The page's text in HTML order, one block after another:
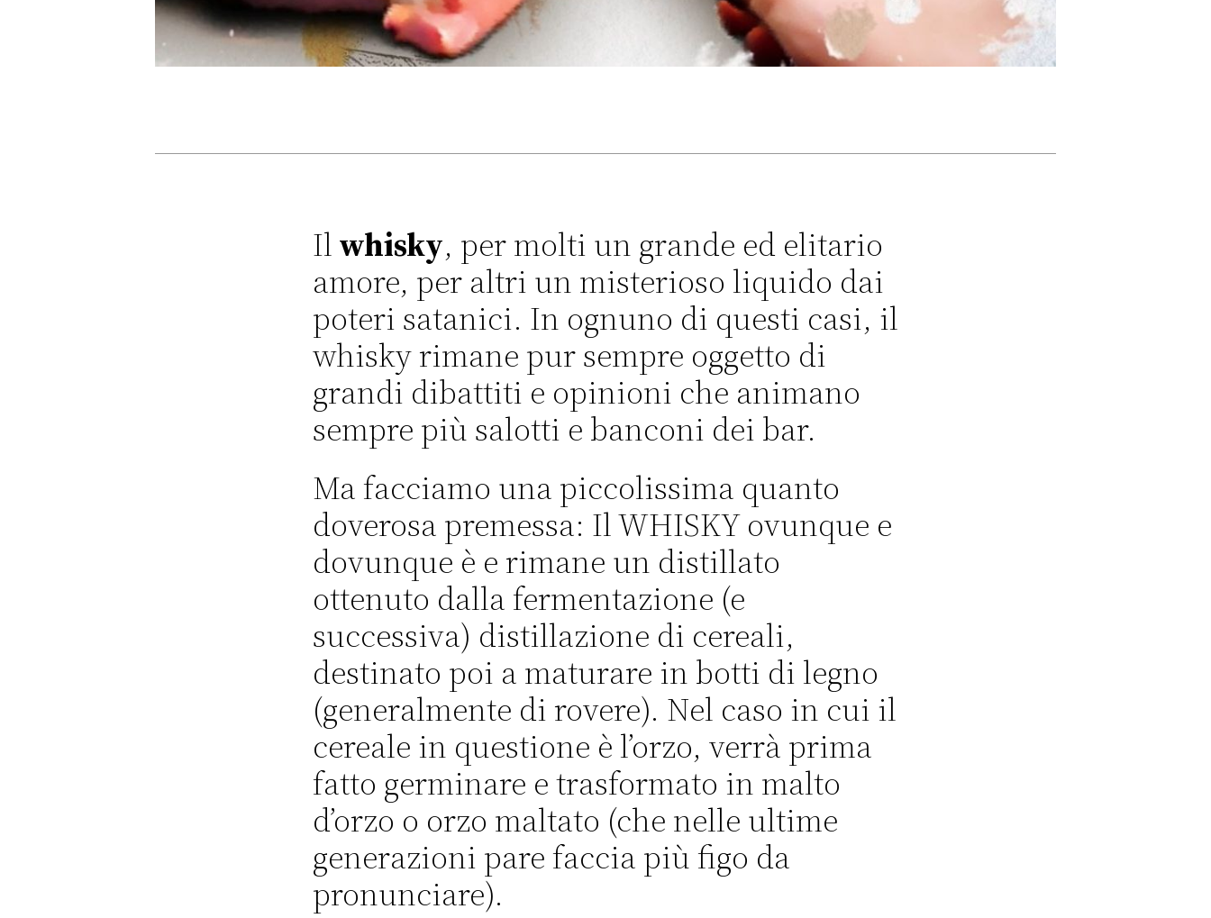
Ilwhisky, per molti un grande ed elitario
amore, per altri un misterioso liquido dai
poteri satanici. In ognuno di questi casi, il
whisky rimane pur sempre oggetto di
grandi dibattiti e opinioni che animano
sempre più salotti e banconi dei bar.
Ma facciamo una piccolissima quanto
doverosa premessa: Il WHISKY ovunque e
dovunque è e rimane un distillato
ottenuto dalla fermentazione (e
successiva) distillazione di cereali,
destinato poi a maturare in botti di legno
(generalmente di rovere). Nel caso in cui il
cereale in questione è l’orzo, verrà prima
fatto germinare e trasformato in malto
d’orzo o orzo maltato (che nelle ultime
generazioni pare faccia più figo da
pronunciare).